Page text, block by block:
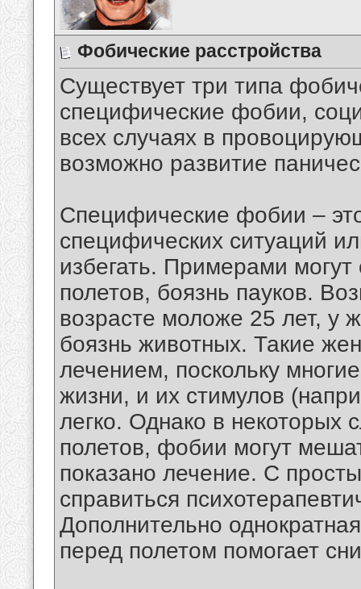
Фобические расстройства
Существует три типа
специфические фобии,
всех случаях в
возможно развитие
Специфические фобии –
специфических ситуаций
избегать. Примерами
полетов, боязнь пауков.
возрасте моложе 25 лет, у
боязнь животных. Такие
лечением, поскольку
жизни, и их стимулов
легко. Однако в некоторых
полетов, фобии могут
показано лечение. С
справиться
Дополнительно
перед полетом помогает